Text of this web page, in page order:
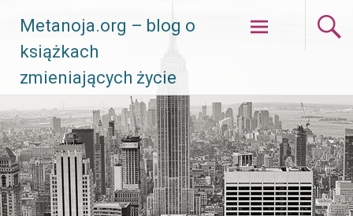
Metanoja.org – blog o
książkach
zmieniających życie
Skip
to